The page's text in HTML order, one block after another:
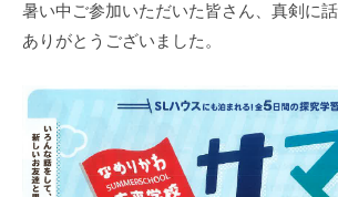
暑い中ご参加いただいた皆さん、真剣に
ありがとうございました。